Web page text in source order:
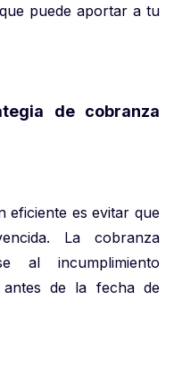
puede aportar a tu
de cobranza
eficiente es evitar que
La cobranza
al incumplimiento
antes de la fecha de